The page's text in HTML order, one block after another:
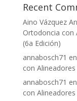
Recent
Aino Vázquez
Ortodoncia con
(6a Edición)
annabosch71 en
con
annabosch71 en
con